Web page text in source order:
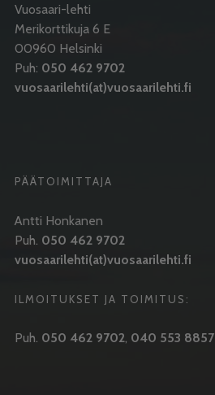
Vuosaari-lehti
Merikorttikuja 6 E
00960 Helsinki
Puh: 050 462 9702
vuosaarilehti(at)vuosaarilehti.fi
PÄÄTOIMITTAJA
Antti Honkanen
Puh. 050 462 9702
vuosaarilehti(at)vuosaarilehti.fi
ILMOITUKSET JA TOIMITUS:
Puh. 050 462 9702, 040 553 8857